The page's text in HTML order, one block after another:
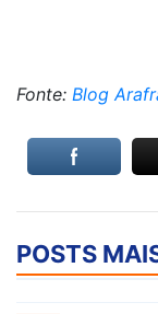
Fonte: Blog
POSTS